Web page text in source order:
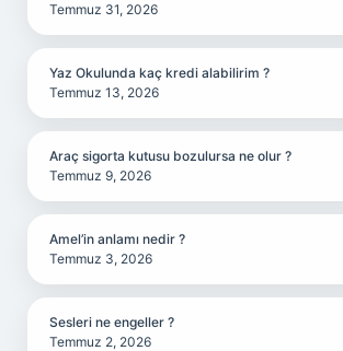
Temmuz 31, 2026
Yaz Okulunda kaç kredi alabilirim ?
Temmuz 13, 2026
Araç sigorta kutusu bozulursa ne olur ?
Temmuz 9, 2026
Amel’in anlamı nedir ?
Temmuz 3, 2026
Sesleri ne engeller ?
Temmuz 2, 2026